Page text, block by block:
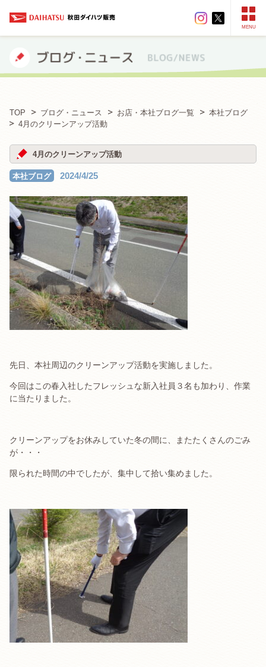
MENU
TOP ブログ・ニュース お店・本社ブログ一覧
本社ブログ
4月のクリーンアップ活動
4月のクリーンアップ活動
本社ブログ 2024/4/25
先日、本社周辺のクリーンアップ活動を実施しました。
今回はこの春入社したフレッシュな新入社員３名も加わり、作業
に当たりました。
クリーンアップをお休みしていた冬の間に、またたくさんのごみ
が・・・
限られた時間の中でしたが、集中して拾い集めました。